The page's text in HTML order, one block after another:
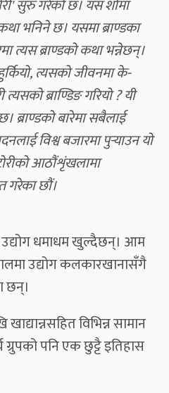
'सुरु गरेको छ। यस शोमा
भनिने छ। यसमा ब्राण्डका
त्यस ब्राण्डको कथा भन्नेछन्।
,त्यसको जीवनमा के-
ब्राण्डिङ गरियो?यी
ब्राण्डको बारेमा सबैलाई
विश्व बजारमा पुर्‍याउन यो
आठौंशृंखलामा
गरेका छौं।
उद्योग धमाधम खुल्दैछन्। आम
उद्योग कलकारखानासँगै
छन्।
विभिन्न सामान
ग्रुपको पनि एक छुट्टै इतिहास